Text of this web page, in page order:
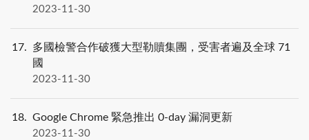
2023-11-30
17
多國檢警合作破獲大型勒贖集團，受害者遍及全球 71
國
2023-11-30
18 Google Chrome 緊急推出 0-day 漏洞更新
2023-11-30